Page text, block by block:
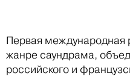
Первая международная
жанре саундрама,
российского и